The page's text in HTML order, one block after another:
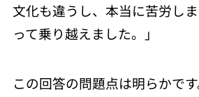
文化も違うし、本当に苦労し
って乗り越えました。」
この回答の問題点は明らかで